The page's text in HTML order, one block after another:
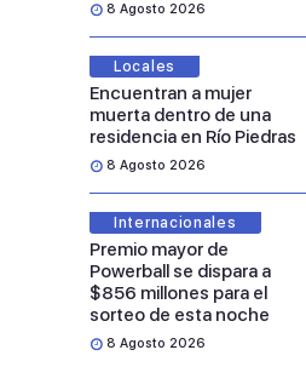
8 Agosto 2026
Locales
Encuentran a mujer
muerta dentro de una
residencia en Río Piedras
8 Agosto 2026
Internacionales
Premio mayor de
Powerball se dispara a
$856 millones para el
sorteo de esta noche
8 Agosto 2026